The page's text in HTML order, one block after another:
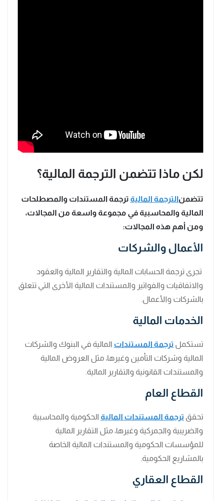
لكن ماذا تتضمن الترجمة المالية؟
تتضمنالترجمة المالية ترجمة المستندات والمصطلحات
المالية والمحاسبية في مجموعة واسعة من المجالات،
ومن أهم هذه المجالات:
الأعمال والشركات
تجرى ترجمة الحسابات المالية والتقارير المالية والعقود
والاتفاقيات والفواتير والمستندات المالية الأخرى التي تتعلق
بالشركات والأعمال.
الخدمات المالية
تستكمل ترجمة المستندات المالية في البنوك والشركات
المالية وشركات التأمين وغيرها، مثل العروض المالية
والمستندات القانونية والتقارير المالية.
القطاع العام
تحقق ترجمة المستندات المالية الحكومية والمحاسبية
والضريبية والجمركية وغيرها، مثل التقارير المالية
للمؤسسات الحكومية والمستندات المالية الخاصة
بالمشاريع الحكومية.
القطاع العقاري